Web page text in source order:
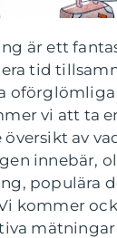
är ett
tid
vi att ta
av
innebär,
populära
kommer